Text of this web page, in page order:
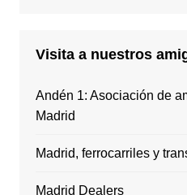
Visita a nuestros
Andén 1: Asociación de
Madrid
Madrid, ferrocarriles y
Madrid Dealers